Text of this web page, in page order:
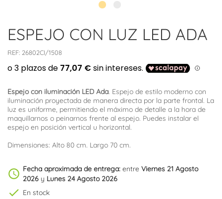
ESPEJO CON LUZ LED ADA
REF: 26802CI/1508
Espejo con iluminación LED Ada. Espejo de estilo moderno con
iluminación proyectada de manera directa por la parte frontal. La
luz es uniforme, permitiendo el máximo de detalle a la hora de
maquillarnos o peinarnos frente al espejo. Puedes instalar el
espejo en posición vertical u horizontal.
Dimensiones: Alto 80 cm. Largo 70 cm.
schedule Fecha aproximada de entrega: entre Viernes 21 Agosto
2026 y Lunes 24 Agosto 2026
check En stock